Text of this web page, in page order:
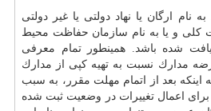
نام ارگان یا نهاد دولتی یا غیر دولتی
كلی و یا به نام سازمان حفاظت محیط
شده باشد. همینطور تمام معرفی
مدارك نسبت به تهیه كپی از مدارك
اینكه بعد از اتمام مهلت مقرر، به سبب
اعمال تغییرات در وضعیت ثبت شده